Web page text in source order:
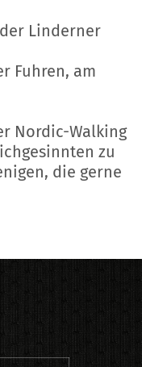
Linderner
Fuhren, am
Nordic-Walking
zu
die gerne